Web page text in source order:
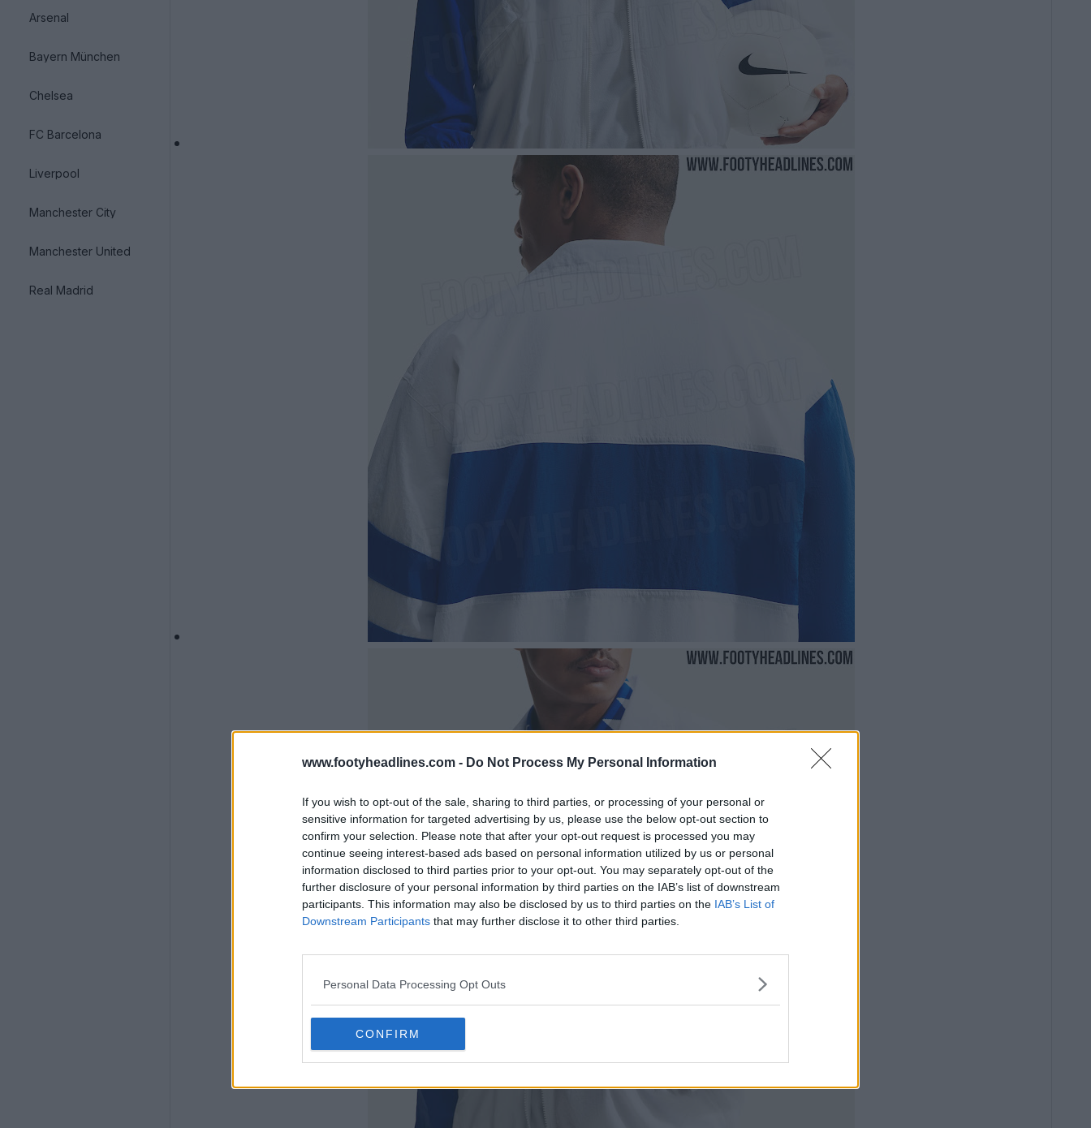
www.footyheadlines.com - Do Not Process My Personal Information
If you wish to opt-out of the sale, sharing to third parties, or processing of your personal or
sensitive information for targeted advertising by us, please use the below opt-out section to
confirm your selection. Please note that after your opt-out request is processed you may
continue seeing interest-based ads based on personal information utilized by us or personal
information disclosed to third parties prior to your opt-out. You may separately opt-out of the
further disclosure of your personal information by third parties on the IAB’s list of downstream
participants. This information may also be disclosed by us to third parties on the IAB’s List of
Downstream Participants that may further disclose it to other third parties.
Personal Data Processing Opt Outs
CONFIRM
Arsenal
Bayern München
Chelsea
FC Barcelona
Liverpool
Manchester City
Manchester United
Real Madrid